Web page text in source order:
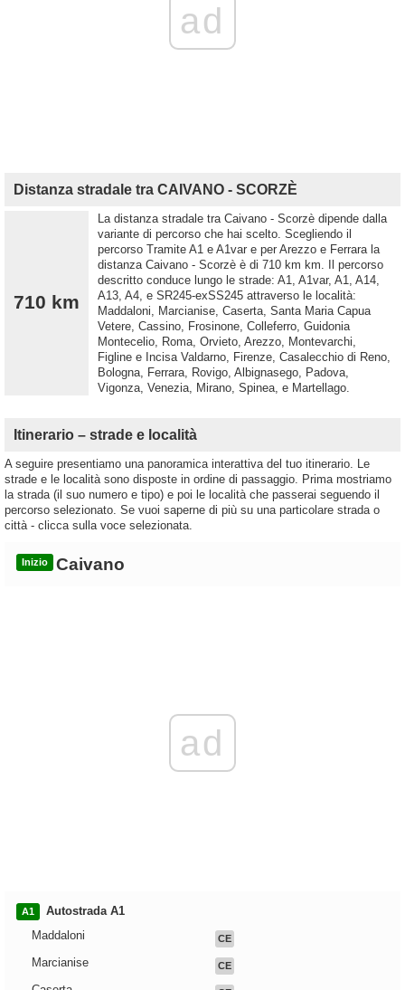
ad
Distanza stradale tra CAIVANO - SCORZÈ
710 km
La distanza stradale tra Caivano - Scorzè dipende dalla
variante di percorso che hai scelto. Scegliendo il
percorso Tramite A1 e A1var e per Arezzo e Ferrara la
distanza Caivano - Scorzè è di 710 km km. Il percorso
descritto conduce lungo le strade: A1, A1var, A1, A14,
A13, A4, e SR245-exSS245 attraverso le località:
Maddaloni, Marcianise, Caserta, Santa Maria Capua
Vetere, Cassino, Frosinone, Colleferro, Guidonia
Montecelio, Roma, Orvieto, Arezzo, Montevarchi,
Figline e Incisa Valdarno, Firenze, Casalecchio di Reno,
Bologna, Ferrara, Rovigo, Albignasego, Padova,
Vigonza, Venezia, Mirano, Spinea, e Martellago.
Itinerario – strade e località
A seguire presentiamo una panoramica interattiva del tuo itinerario. Le
strade e le località sono disposte in ordine di passaggio. Prima mostriamo
la strada (il suo numero e tipo) e poi le località che passerai seguendo il
percorso selezionato. Se vuoi saperne di più su una particolare strada o
città - clicca sulla voce selezionata.
Inizio Caivano
ad
A1
Autostrada A1
Maddaloni
CE
Marcianise CE